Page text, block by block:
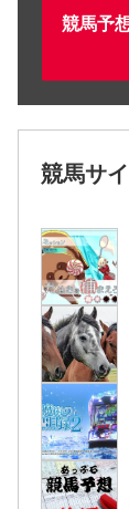
競馬予
競馬サ